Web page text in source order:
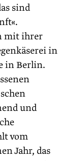
sind
mit ihrer
in
in Berlin.
und
vom
Jahr, das